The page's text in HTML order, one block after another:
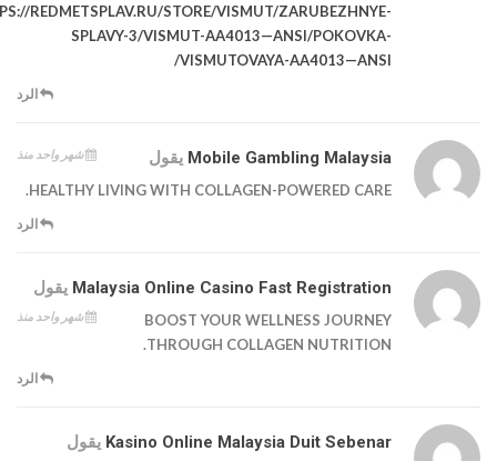
REDMETSPLAV.RU/STORE/VISMUT/ZARUBEZHNYE-
SPLAVY-3/VISMUT-AA4013—ANSI/POKOVKA-
VISMUTOVAYA-AA4013—ANSI/
الرد
Mobile Gambling Malaysia يقول شهر واحد منذ
HEALTHY LIVING WITH COLLAGEN-POWERED CARE.
الرد
Malaysia Online Casino Fast Registration يقول
شهر واحد منذ
BOOST YOUR WELLNESS JOURNEY
THROUGH COLLAGEN NUTRITION.
الرد
Kasino Online Malaysia Duit Sebenar يقول